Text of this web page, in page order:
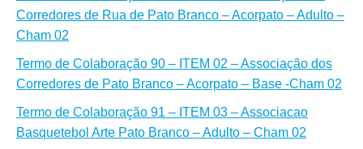
Corredores de Rua de Pato Branco – Acorpato – Adulto –
Cham 02
Termo de Colaboração 90 – ITEM 02 – Associação dos
Corredores de Pato Branco – Acorpato – Base -Cham 02
Termo de Colaboração 91 – ITEM 03 – Associacao
Basquetebol Arte Pato Branco – Adulto – Cham 02